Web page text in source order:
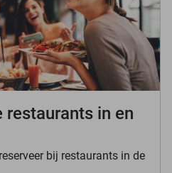
restaurants in en
bij restaurants in de